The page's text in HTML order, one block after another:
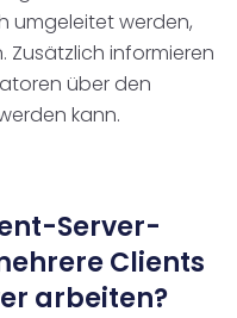
umgeleitet werden,
Zusätzlich informieren
über den
kann.
Server-
Clients
arbeiten?